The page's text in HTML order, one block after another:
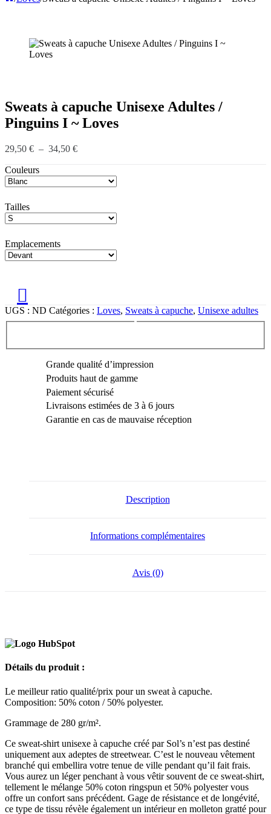
Sweats à capuche Unisexe Adultes /
Pinguins I ~ Loves
29,50 € – 34,50 €Plage
Couleurs
Tailles
Emplacements
UGS : ND Catégories : Loves, Sweats à capuche, Unisexe adultes
Grande qualité d’impression
Produits haut de gamme
Paiement sécurisé
Livraisons estimées de 3 à 6 jours
Garantie en cas de mauvaise réception
Description
Informations complémentaires
Avis (0)
Détails du produit :
Le meilleur ratio qualité/prix pour un sweat à capuche.
Composition: 50% coton / 50% polyester.
Grammage de 280 gr/m².
Ce sweat-shirt unisexe à capuche créé par Sol’s n’est pas destiné
uniquement aux adeptes de streetwear. C’est le nouveau vêtement
branché qui embellira votre tenue de ville pendant qu’il fait frais.
Vous aurez un léger penchant à vous vêtir souvent de ce sweat-shirt,
tellement le mélange 50% coton ringspun et 50% polyestervous
offre un confort sans précédent. Gage de résistance et de longévité,
ce type de tissu révèle également un intérieur en molleton gratté pour